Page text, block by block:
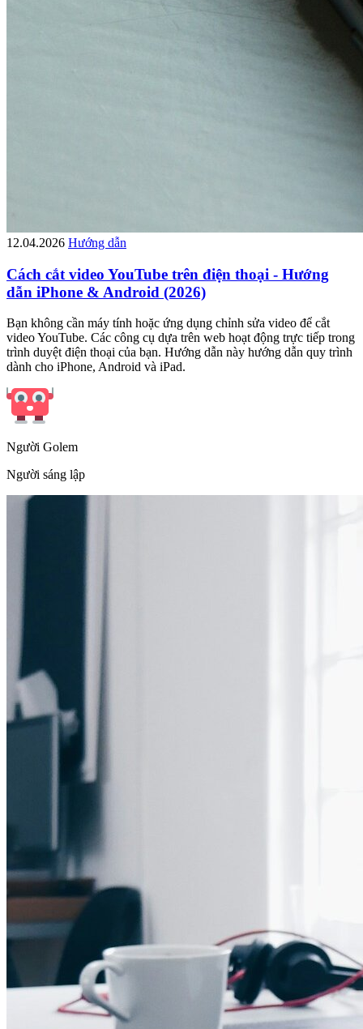
12.04.2026 Hướng dẫn
Cách cắt video YouTube trên điện thoại - Hướng
dẫn iPhone & Android (2026)
Bạn không cần máy tính hoặc ứng dụng chỉnh sửa video để cắt
video YouTube. Các công cụ dựa trên web hoạt động trực tiếp trong
trình duyệt điện thoại của bạn. Hướng dẫn này hướng dẫn quy trình
dành cho iPhone, Android và iPad.
Người Golem
Người sáng lập